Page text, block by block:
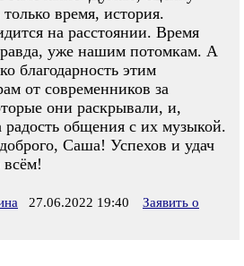
время, история.
на расстоянии. Время
уже нашим потомкам. А
благодарность этим
от современников за
они раскрывали, и,
радость общения с их музыкой.
Саша! Успехов и удач
всём!
27.06.2022 19:40
Заявить о